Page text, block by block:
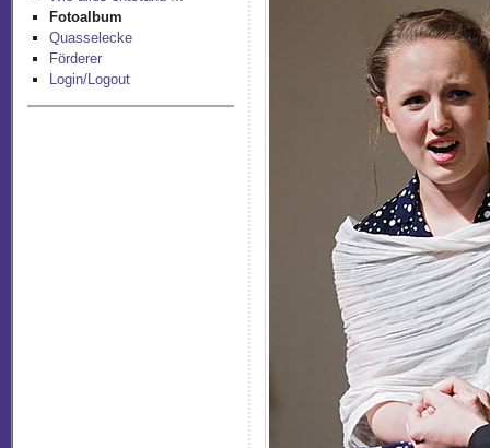
Fotoalbum
Quasselecke
Förderer
Login/Logout